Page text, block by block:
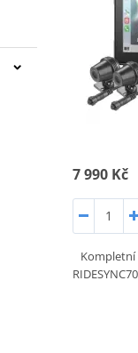
7 990 Kč